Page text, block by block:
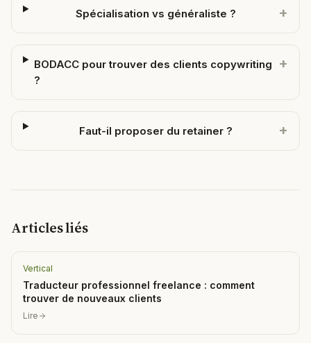
Spécialisation vs généraliste ? +
BODACC pour trouver des clients copywriting
?
+
Faut-il proposer du retainer ? +
Articles liés
Vertical
Traducteur professionnel freelance : comment
trouver de nouveaux clients
Lire